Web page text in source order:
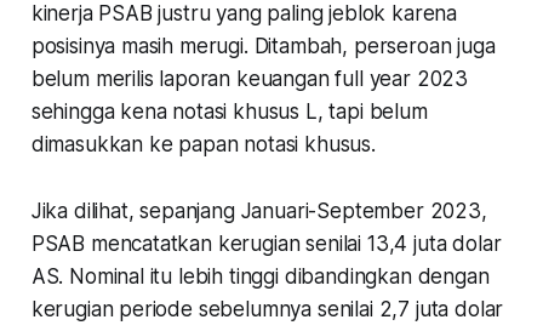
kinerja PSAB justru yang paling jeblok karena
posisinya masih merugi. Ditambah, perseroan juga
belum merilis laporan keuangan full year 2023
sehingga kena notasi khusus L, tapi belum
dimasukkan ke papan notasi khusus.
Jika dilihat, sepanjang Januari-September 2023,
PSAB mencatatkan kerugian senilai 13,4 juta dolar
AS. Nominal itu lebih tinggi dibandingkan dengan
kerugian periode sebelumnya senilai 2,7 juta dolar